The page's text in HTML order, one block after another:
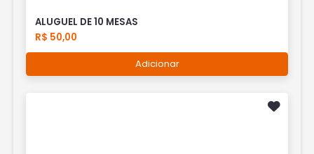
ALUGUEL DE 10 MESAS
R$ 50,00
Adicionar